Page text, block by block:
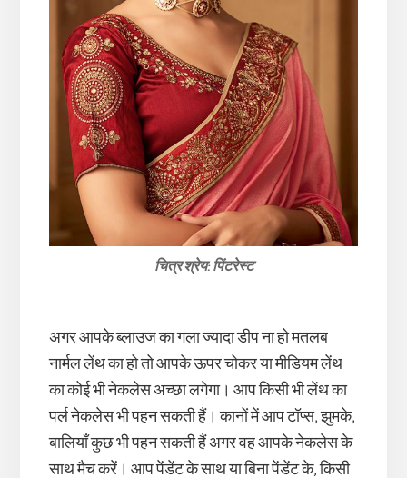
चित्र श्रेय: पिंटरेस्ट
अगर आपके ब्लाउज का गला ज्यादा डीप ना हो मतलब
नार्मल लेंथ का हो तो आपके ऊपर चोकर या मीडियम लेंथ
का कोई भी नेकलेस अच्छा लगेगा। आप किसी भी लेंथ का
पर्ल नेकलेस भी पहन सकती हैं। कानों में आप टॉप्स, झुमके,
बालियाँ कुछ भी पहन सकती हैं अगर वह आपके नेकलेस के
साथ मैच करें। आप पेंडेंट के साथ या बिना पेंडेंट के, किसी